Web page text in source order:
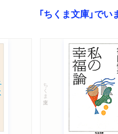
「ちくま文庫」で
ちくま文庫